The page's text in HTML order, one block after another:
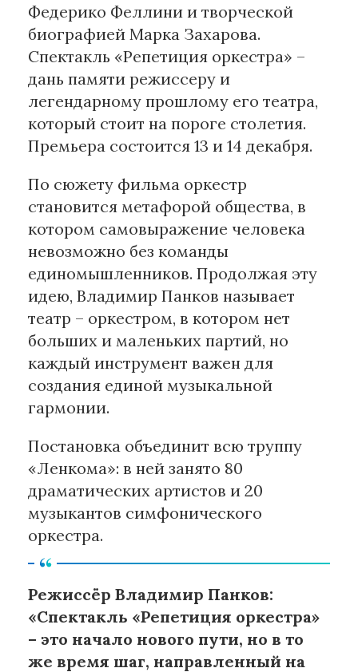
Издательское дело
Музыка
Музеи
Материалы партнеров
АКИ
n'RIS
Онлайн патент
Цифровой Сарафан
Смотрите нас в соцсетях и мессенджерах
Федерико Феллини и творческой
биографией Марка Захарова.
Спектакль «Репетиция оркестра» –
дань памяти режиссеру и
легендарному прошлому его театра,
который стоит на пороге столетия.
Премьера состоится 13 и 14 декабря.
По сюжету фильма оркестр
становится метафорой общества, в
котором самовыражение человека
невозможно без команды
единомышленников. Продолжая эту
идею, Владимир Панков называет
театр – оркестром, в котором нет
больших и маленьких партий, но
каждый инструмент важен для
создания единой музыкальной
гармонии.
Постановка объединит всю труппу
«Ленкома»: в ней занято 80
драматических артистов и 20
музыкантов симфонического
оркестра.
Режиссёр Владимир Панков:
«Спектакль «Репетиция оркестра»
– это начало нового пути, но в то
же время шаг, направленный на